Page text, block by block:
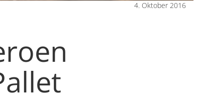
4. Oktober 2016